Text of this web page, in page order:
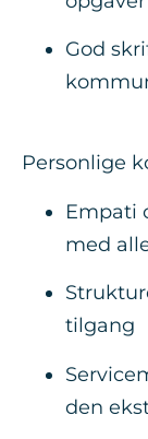
God
Personlige
Empati
med
tilgang
den